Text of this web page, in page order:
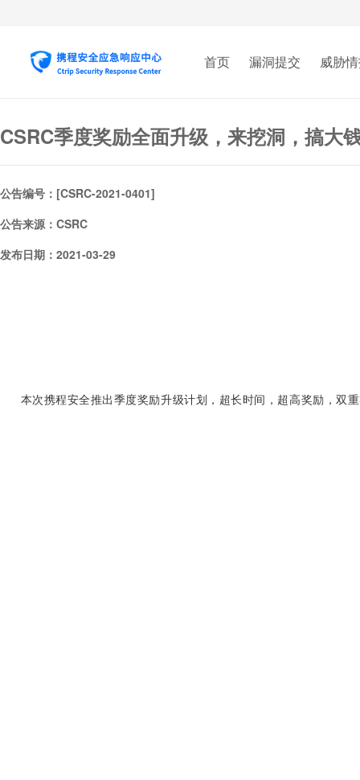
首页 漏洞提交 威胁
CSRC季度奖励全面升级，来挖洞，搞大
公告编号：[CSRC-2021-0401]
公告来源：CSRC
发布日期：2021-03-29
本次携程安全推出季度奖励升级计划，超长时间，超高奖励，双